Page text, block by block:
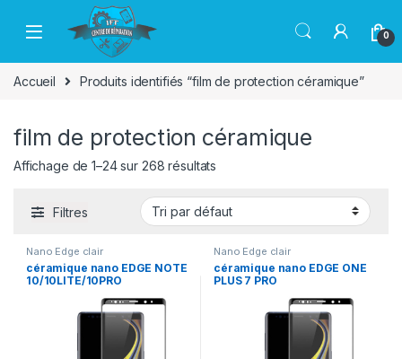
Passer à la navigation
Aller au contenu
0
Accueil Produits identifiés “film de protection céramique”
film de protection céramique
Affichage de 1–24 sur 268 résultats
Filtres
Nano Edge clair
céramique nano EDGE NOTE
10/10LITE/10PRO
Nano Edge clair
céramique nano EDGE ONE
PLUS 7 PRO